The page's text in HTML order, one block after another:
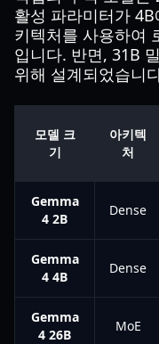
활성 파라미터가
키텍처를 사용하여
입니다. 반면, 31B
위해 설계되었습니
모델 크
기
아키텍
처
Gemma
4 2B
Dense
Gemma
4 4B
Dense
Gemma
4 26B
MoE